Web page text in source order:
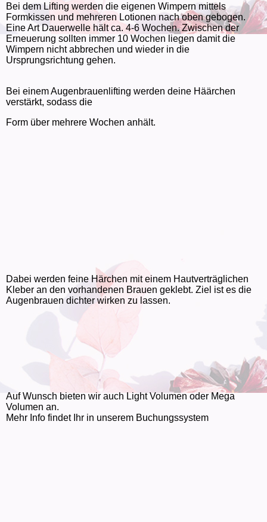
Bei dem Lifting werden die eigenen Wimpern mittels
Formkissen und mehreren Lotionen nach oben gebogen.
Eine Art Dauerwelle hält ca. 4-6 Wochen. Zwischen der
Erneuerung sollten immer 10 Wochen liegen damit die
Wimpern nicht abbrechen und wieder in die
Ursprungsrichtung gehen.
Bei einem Augenbrauenlifting werden deine Häärchen
verstärkt, sodass die
Form über mehrere Wochen anhält.
Dabei werden feine Härchen mit einem Hautverträglichen
Kleber an den vorhandenen Brauen geklebt. Ziel ist es die
Augenbrauen dichter wirken zu lassen.
Auf Wunsch bieten wir auch Light Volumen oder Mega
Volumen an.
Mehr Info findet Ihr in unserem Buchungssystem